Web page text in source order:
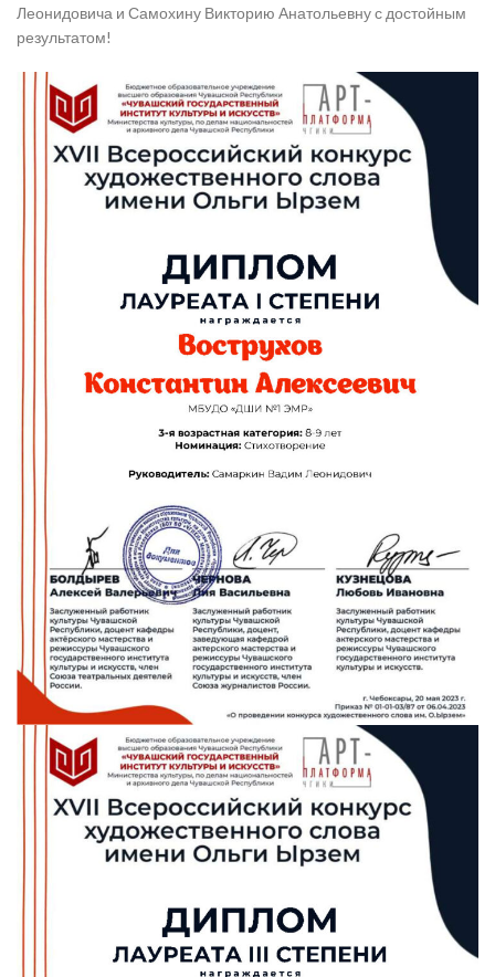
Леонидовича и Самохину Викторию Анатольевну с достойным
результатом!